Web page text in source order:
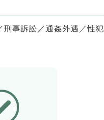
刑事訴訟／通姦外遇／性犯